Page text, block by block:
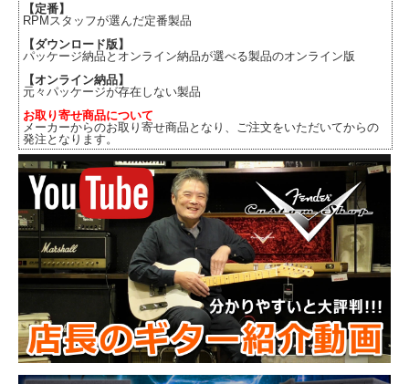
【定番】
RPMスタッフが選んだ定番製品
【ダウンロード版】
パッケージ納品とオンライン納品が選べる製品のオンライン版
【オンライン納品】
元々パッケージが存在しない製品
お取り寄せ商品について
メーカーからのお取り寄せ商品となり、ご注文をいただいてからの
発注となります。